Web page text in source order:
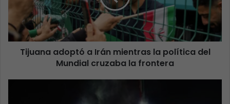
Tijuana adoptó a Irán mientras la política del
Mundial cruzaba la frontera